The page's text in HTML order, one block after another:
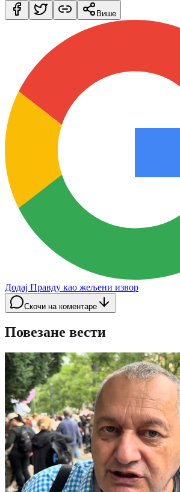
Више
Додај Правду као жељени извор
Скочи на коментаре
Повезане вести